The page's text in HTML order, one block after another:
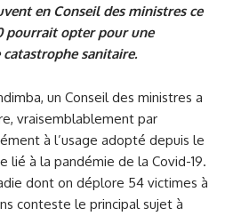
en Conseil des ministres ce
pourrait opter pour une
sanitaire.
un Conseil des ministres a
vraisemblablement par
à l’usage adopté depuis le
lié à la pandémie de la Covid-19.
dont on déplore 54 victimes à
conteste le principal sujet à